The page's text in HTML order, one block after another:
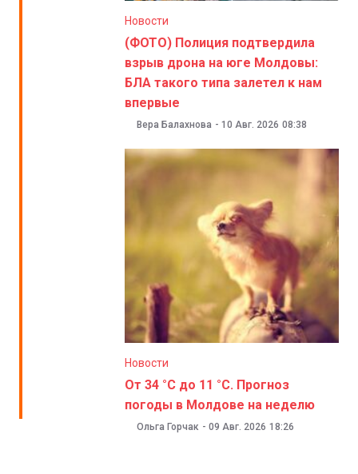
Новости
(ФОТО) Полиция подтвердила
взрыв дрона на юге Молдовы:
БЛА такого типа залетел к нам
впервые
Вера Балахнова - 10 Авг. 2026 08:38
Новости
От 34 °C до 11 °C. Прогноз
погоды в Молдове на неделю
Ольга Горчак - 09 Авг. 2026 18:26